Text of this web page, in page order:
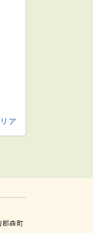
ア
郡森町